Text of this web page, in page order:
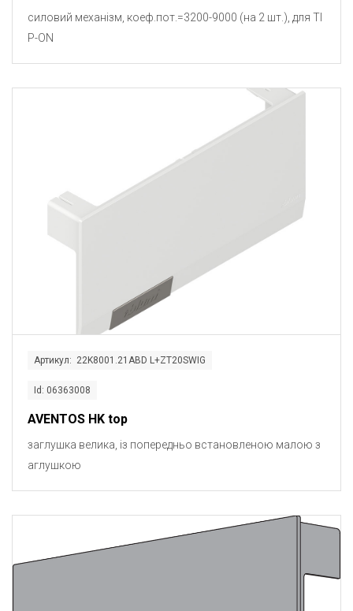
силовий механізм, коеф.пот.=3200-9000 (на 2 шт.), для TI
P-ON
Артикул: 22K8001.21ABD L+ZT20SWIG
Id: 06363008
AVENTOS HK top
заглушка велика, із попередньо встановленою малою з
аглушкою